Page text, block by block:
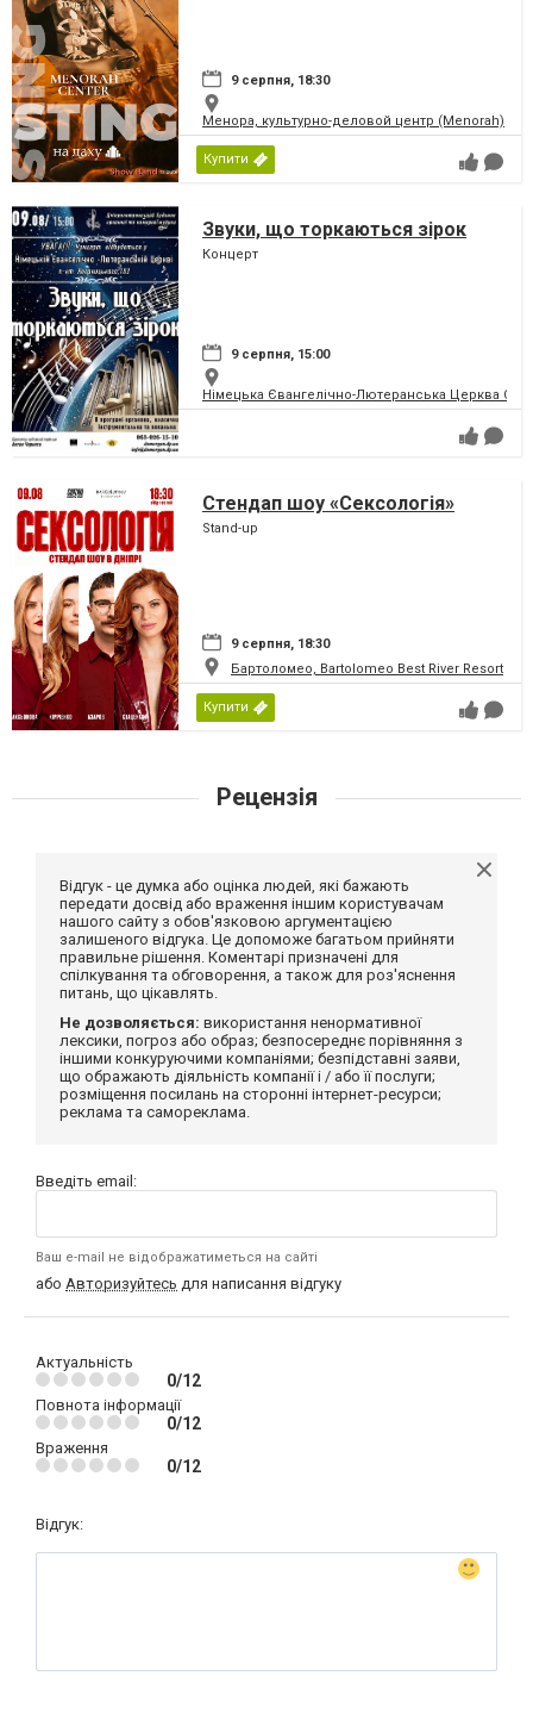
9 серпня, 18:30
Менора, культурно-деловой центр (Menorah)
Купити
Звуки, що торкаються зірок
Концерт
9 серпня, 15:00
Німецька Євангелічно-Лютеранська Церква
Стендап шоу «Сексологія»
Stand-up
9 серпня, 18:30
Бартоломео, Bartolomeo Best River Resort
Купити
Рецензія
Відгук - це думка або оцінка людей, які бажають
передати досвід або враження іншим користувачам
нашого сайту з обов'язковою аргументацією
залишеного відгука. Це допоможе багатьом прийняти
правильне рішення. Коментарі призначені для
спілкування та обговорення, а також для роз'яснення
питань, що цікавлять.
Не дозволяється: використання ненормативної
лексики, погроз або образ; безпосереднє порівняння з
іншими конкуруючими компаніями; безпідставні заяви,
що ображають діяльність компанії і / або її послуги;
розміщення посилань на сторонні інтернет-ресурси;
реклама та самореклама.
Введіть email:
Ваш e-mail не відображатиметься на сайті
або Авторизуйтесь для написання відгуку
Актуальність
0/12
Повнота інформації
0/12
Враження
0/12
Відгук: